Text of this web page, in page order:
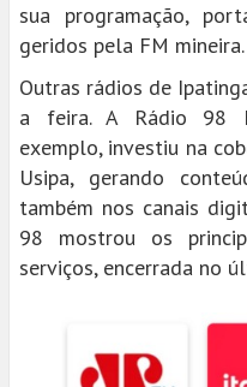
sua programação,
geridos pela FM mineira.
Outras rádios de
a feira. A Rádio 98
exemplo, investiu na
Usipa, gerando
também nos canais
98 mostrou os
serviços, encerrada no